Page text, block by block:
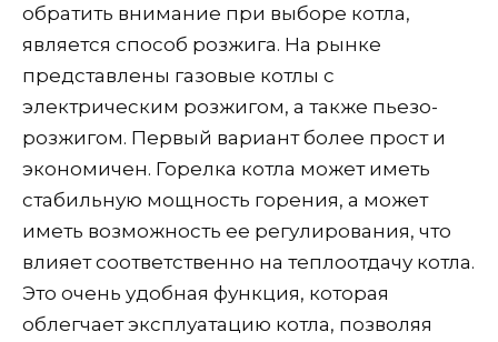
обратить внимание при выборе котла,
является способ розжига. На рынке
представлены газовые котлы с
электрическим розжигом, а также пьезо-
розжигом. Первый вариант более прост и
экономичен. Горелка котла может иметь
стабильную мощность горения, а может
иметь возможность ее регулирования, что
влияет соответственно на теплоотдачу котла.
Это очень удобная функция, которая
облегчает эксплуатацию котла, позволяя